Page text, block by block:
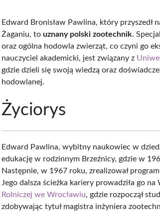
Edward Bronisław Pawlina, który przyszedł
Żaganiu, touznany polski zootechnik.
oraz ogólna hodowla zwierząt, co czyni go
nauczyciel akademicki, jest związany z
gdzie dzieli się swoją wiedzą oraz
hodowlanej.
Życiorys
Edward Pawlina, wybitny naukowiec w
edukację w rodzinnym Brzeźnicy, gdzie w
Następnie, w 1967 roku, zrealizował
Jego dalsza ścieżka kariery prowadziła go
Rolniczej we Wrocławiu, gdzie rozpoczął
zdobywając tytuł magistra inżyniera